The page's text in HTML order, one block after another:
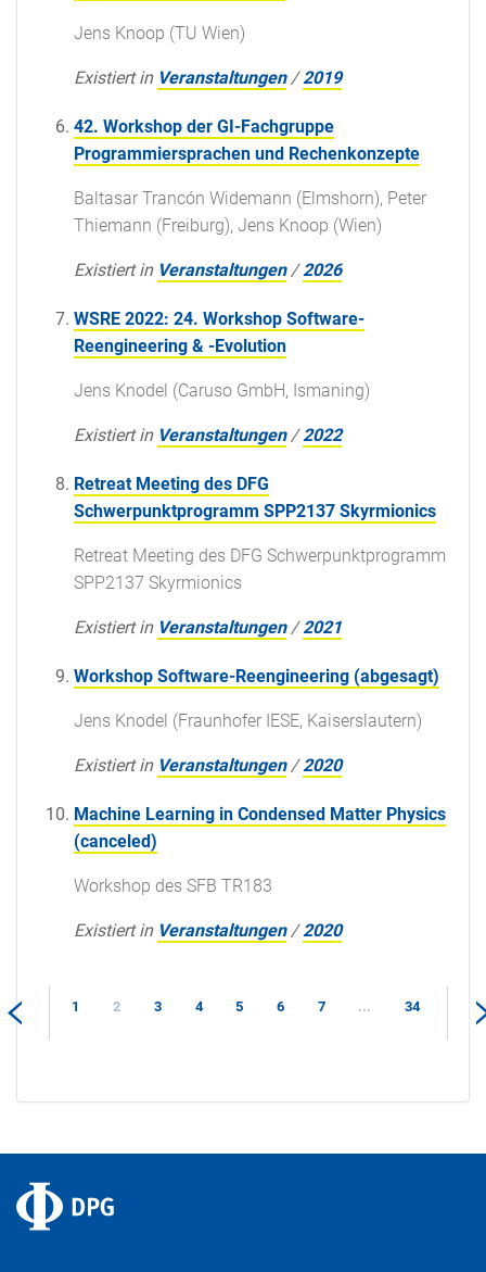
Jens Knoop (TU Wien)
Existiert in Veranstaltungen /2019
42. Workshop der GI-Fachgruppe
Programmiersprachen und Rechenkonzepte
Baltasar Trancón Widemann (Elmshorn), Peter
Thiemann (Freiburg), Jens Knoop (Wien)
Existiert in Veranstaltungen /2026
WSRE 2022: 24. Workshop Software-
Reengineering & -Evolution
Jens Knodel (Caruso GmbH, Ismaning)
Existiert in Veranstaltungen /2022
Retreat Meeting des DFG
Schwerpunktprogramm SPP2137 Skyrmionics
Retreat Meeting des DFG Schwerpunktprogramm
SPP2137 Skyrmionics
Existiert in Veranstaltungen /2021
Workshop Software-Reengineering (abgesagt)
Jens Knodel (Fraunhofer IESE, Kaiserslautern)
Existiert in Veranstaltungen /2020
Machine Learning in Condensed Matter Physics
(canceled)
Workshop des SFB TR183
Existiert in Veranstaltungen /2020
1 2 3 4 5 6 7 ... 34